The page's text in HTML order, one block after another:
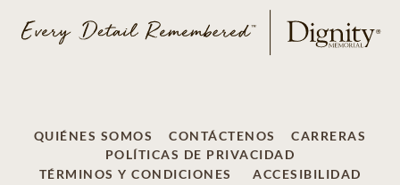
QUIÉNES SOMOS CONTÁCTENOS
CARRERAS
POLÍTICAS DE PRIVACIDAD
TÉRMINOS Y CONDICIONES
ACCESIBILIDAD